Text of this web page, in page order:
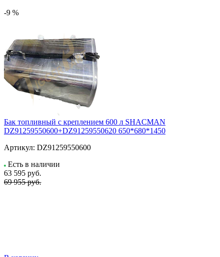
-9 %
Бак топливный с креплением 600 л SHACMAN
DZ91259550600+DZ91259550620 650*680*1450
Артикул: DZ91259550600
Есть в наличии
63 595 руб.
69 955 руб.